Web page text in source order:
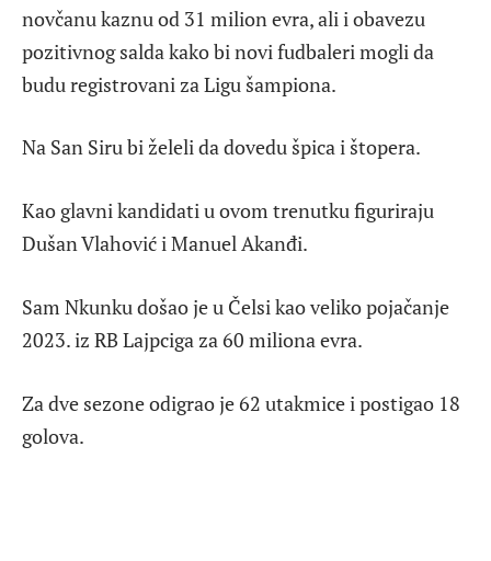
novčanu kaznu od 31 milion evra, ali i obavezu
pozitivnog salda kako bi novi fudbaleri mogli da
budu registrovani za Ligu šampiona.
Na San Siru bi želeli da dovedu špica i štopera.
Kao glavni kandidati u ovom trenutku figuriraju
Dušan Vlahović i Manuel Akanđi.
Sam Nkunku došao je u Čelsi kao veliko pojačanje
2023. iz RB Lajpciga za 60 miliona evra.
Za dve sezone odigrao je 62 utakmice i postigao 18
golova.